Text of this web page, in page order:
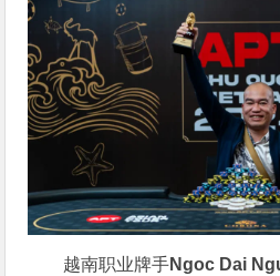
越南职业牌手Ngoc Dai